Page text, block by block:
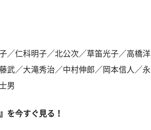
／仁科明子／北公次／草笛光子／高橋洋
武／大滝秀治／中村伸郎／岡本信人／永
男
を今すぐ見る！